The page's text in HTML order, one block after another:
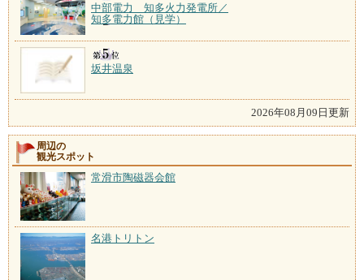
中部電力 知多火力発電所／
知多電力館（見学）
坂井温泉
2026年08月09日更新
周辺の
観光スポット
常滑市陶磁器会館
名港トリトン